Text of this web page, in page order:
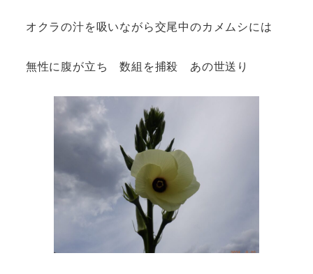
オクラの汁を吸いながら交尾中のカメムシには
無性に腹が立ち 数組を捕殺 あの世送り